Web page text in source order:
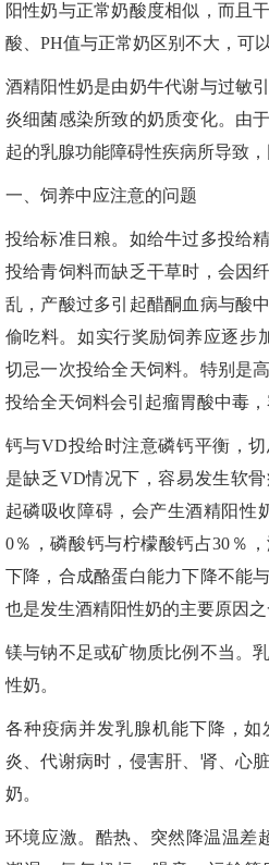
阳性奶与正常奶酸度相似，而且
酸、PH值与正常奶区别不大，可以
酒精阳性奶是由奶牛代谢与过敏
炎细菌感染所致的奶质变化。由
起的乳腺功能障碍性疾病所导致
一、饲养中应注意的问题
投给标准日粮。如给牛过多投给
投给青饲料而缺乏干草时，会因
乱，产酸过多引起醋酮血病与酸
偷吃料。如实行奖励饲养应逐步
切忌一次投给全天饲料。特别是
投给全天饲料会引起瘤胃酸中毒，
钙与VD投给时注意磷钙平衡，
是缺乏VD情况下，容易发生软
起磷吸收障碍，会产生酒精阳性
0％，磷酸钙与柠檬酸钙占30％
下降，合成酪蛋白能力下降不能
也是发生酒精阳性奶的主要原因之
镁与钠不足或矿物质比例不当。
性奶。
各种疫病并发乳腺机能下降，
炎、代谢病时，侵害肝、肾、心
奶。
环境应激。酷热、突然降温温